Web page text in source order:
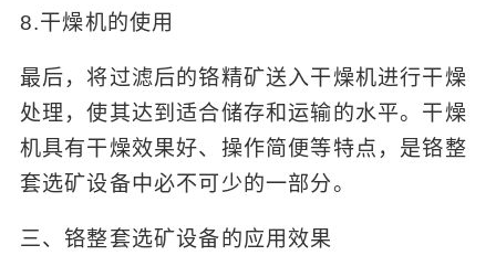
8.干燥机的使用
最后，将过滤后的铬精矿送入干燥机进行干燥
处理，使其达到适合储存和运输的水平。干燥
机具有干燥效果好、操作简便等特点，是铬整
套选矿设备中必不可少的一部分。
三、铬整套选矿设备的应用效果